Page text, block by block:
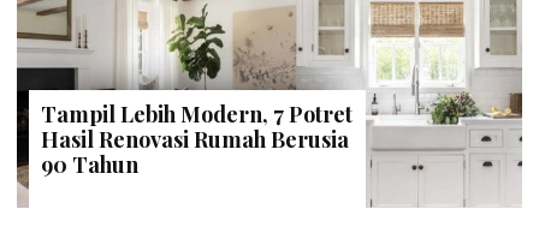
Tampil Lebih Modern, 7 Potret
Hasil Renovasi Rumah Berusia
90 Tahun